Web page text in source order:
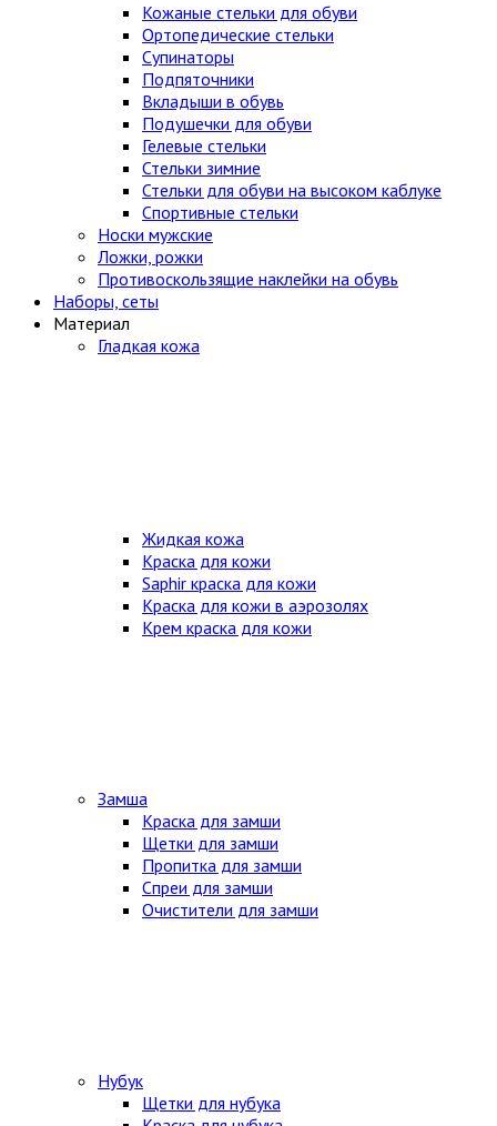
Кожаные стельки для обуви
Ортопедические стельки
Супинаторы
Подпяточники
Вкладыши в обувь
Подушечки для обуви
Гелевые стельки
Стельки зимние
Стельки для обуви на высоком каблуке
Спортивные стельки
Носки мужские
Ложки, рожки
Противоскользящие наклейки на обувь
Наборы, сеты
Материал
Гладкая кожа
Жидкая кожа
Краска для кожи
Saphir краска для кожи
Краска для кожи в аэрозолях
Крем краска для кожи
Замша
Краска для замши
Щетки для замши
Пропитка для замши
Спреи для замши
Очистители для замши
Нубук
Щетки для нубука